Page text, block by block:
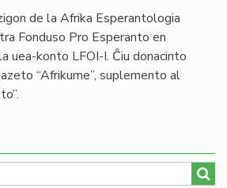
de la Afrika Esperantologia
Fonduso Pro Esperanto en
uea-konto LFOI-I. Ĉiu donacinto
“Afrikume”, suplemento al